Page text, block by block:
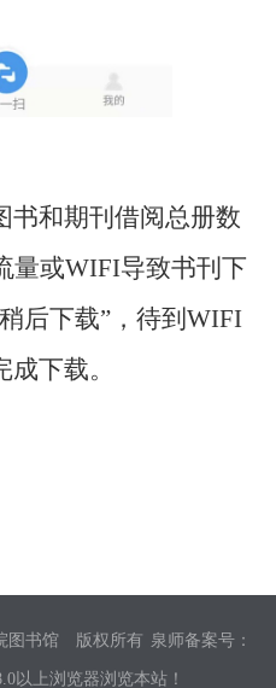
和期刊借阅总册数
量或WIFI导致书刊下
后下载”，待到WIFI
下载。
图书馆 版权所有 泉师备案号：
以上浏览器浏览本站！